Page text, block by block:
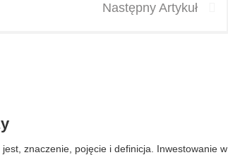
Następny Artykuł
jest, znaczenie, pojęcie i definicja. Inwestowanie w